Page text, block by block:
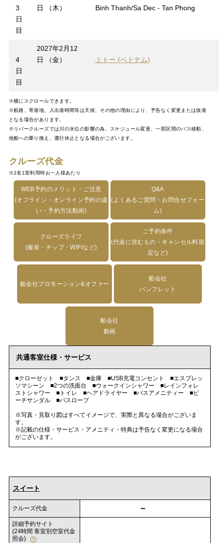
3
日
目
日 （木）
Binh Thanh/Sa Dec - Tan Phong
4
日
目
2027年2月12
日 （金）
ミトー (ベトナム)
※横にスクロールできます。
※航路、寄港地、入出港時間等は天候、その他の理由により、予告なく変更または抜港
となる場合があります。
※リバークルーズでは川の水位の影響の為、スケジュール変更、一部区間のバス移動、
他船への乗り換え、運行休止となる場合がございます。
クルーズ代金
※2名1室利用時お一人様あたり
WEB予約のメリット・ご注意
(オフライン・オンライン予約の違
い・予約方法動画)
Q&A
(よくあるご質問・お問合せフォー
ム)
クルーズライフ
(服装・チップ・WIFIなど)
ご予約条件
(代金に含むもの・キャンセル料規
定など)
船会社プロモーション&オファー
船会社
パンフレット
船会社
動画
共通客室仕様・サービス
■クローゼット ■タンス ■金庫 ■USB充電コンセント ■エスプレッ
ソマシーン ■2つの洗面台 ■ウォークインシャワー ■レインフォレ
ストシャワー ■トイレ ■ヘアドライヤー ■バスアメニティー ■ビ
ーチサンダル ■バスローブ
※写真・見取り図はすべてイメージで、実際と異なる場合がございま
す。
※記載の仕様・サービス・アメニティ・特典は予告なく変更になる場合
がございます。
スイート
クルーズ代金 －
詳細予約サイト
(24時間 客室別空室代金
照会)